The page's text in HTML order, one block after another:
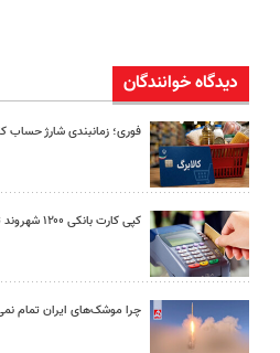
دیدگاه خوانندگان
فوری؛ زمانبندی‌ شارژ حساب
کپی کارت بانکی ۱۲۰۰ شهروند تهرانی در میدان میوه و تره‌بار
چرا موشک‌های ایران تمام